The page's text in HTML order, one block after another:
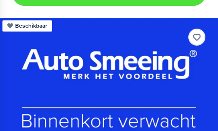
Beschikbaar